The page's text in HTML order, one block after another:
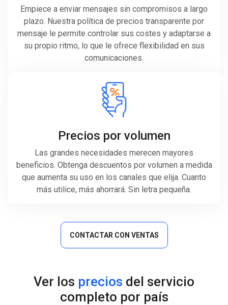
Empiece a enviar mensajes sin compromisos a largo
plazo. Nuestra política de precios transparente por
mensaje le permite controlar sus costes y adaptarse a
su propio ritmo, lo que le ofrece flexibilidad en sus
comunicaciones.
Precios por volumen
Las grandes necesidades merecen mayores
beneficios. Obtenga descuentos por volumen a medida
que aumenta su uso en los canales que elija. Cuanto
más utilice, más ahorrará. Sin letra pequeña.
CONTACTAR CON VENTAS
Ver los precios del servicio
completo por país